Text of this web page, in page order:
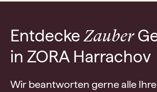
EntdeckeZauber
in ZORA Harrachov
Wir beantworten gerne alle